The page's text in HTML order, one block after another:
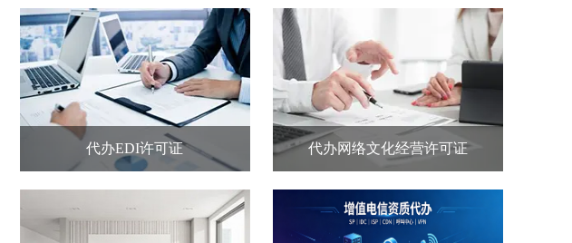
代办EDI许可证 代办网络文化经营许可证